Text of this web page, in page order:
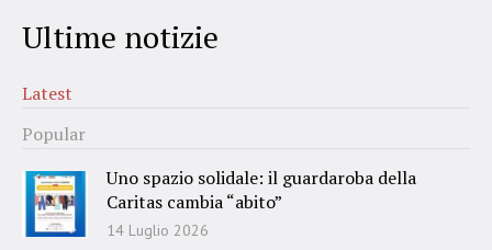
Ultime notizie
Latest
Popular
Uno spazio solidale: il guardaroba della
Caritas cambia “abito”
14 Luglio 2026